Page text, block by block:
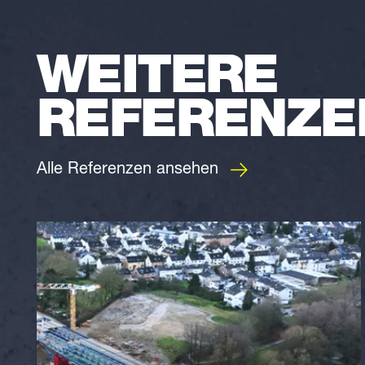
WEITERE
Alle Referenzen ansehen